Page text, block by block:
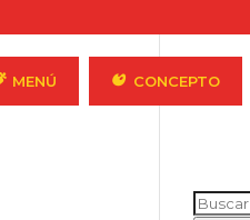
MENÚ CONCEPTO
Buscar